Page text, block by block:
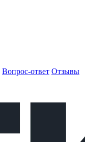
Вопрос-ответ Отзывы